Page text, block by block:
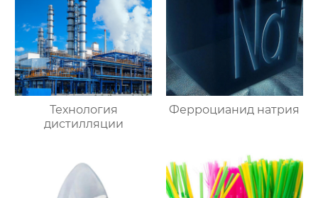
Технология
дистилляции
Ферроцианид натрия